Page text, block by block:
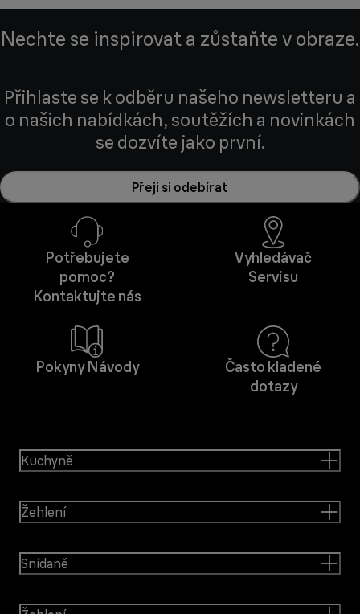
Nechte se inspirovat a zůstaňte v obraze.
Přihlaste se k odběru našeho newsletteru a
o našich nabídkách, soutěžích a novinkách
se dozvíte jako první.
Přeji si odebírat
Potřebujete
pomoc?
Kontaktujte nás
Vyhledávač
Servisu
Pokyny Návody
Často kladené
dotazy
Kuchyně
Žehlení
Snídaně